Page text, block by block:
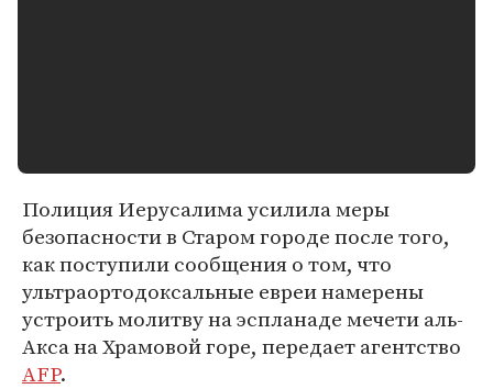
Полиция Иерусалима усилила меры
безопасности в Старом городе после того,
как поступили сообщения о том, что
ультраортодоксальные евреи намерены
устроить молитву на эспланаде мечети аль-
Акса на Храмовой горе, передает агентство
AFP.